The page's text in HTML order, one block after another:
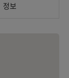
정보